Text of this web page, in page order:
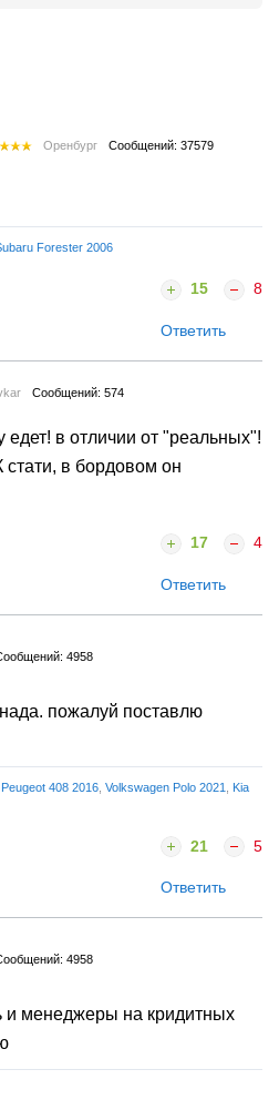
Оренбург Сообщений: 37579
Forester 2006
15 8
Ответить
Сообщений: 574
в отличии от "реальных"!
в бордовом он
17 4
Ответить
4958
пожалуй поставлю
Peugeot 408 2016 Volkswagen Polo 2021
Kia
21 5
Ответить
4958
и менеджеры на кридитных